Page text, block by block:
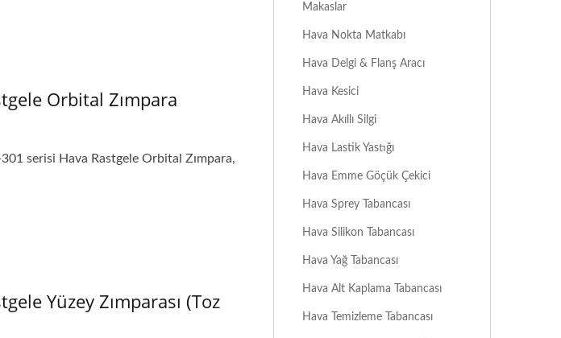
Orbital Zımpara
serisi Hava Rastgele Orbital Zımpara,
Yüzey Zımparası (Toz
Makaslar
Hava Nokta Matkabı
Hava Delgi & Flanş Aracı
Hava Kesici
Hava Akıllı Silgi
Hava Lastik Yastığı
Hava Emme Göçük Çekici
Hava Sprey Tabancası
Hava Silikon Tabancası
Hava Yağ Tabancası
Hava Alt Kaplama Tabancası
Hava Temizleme Tabancası